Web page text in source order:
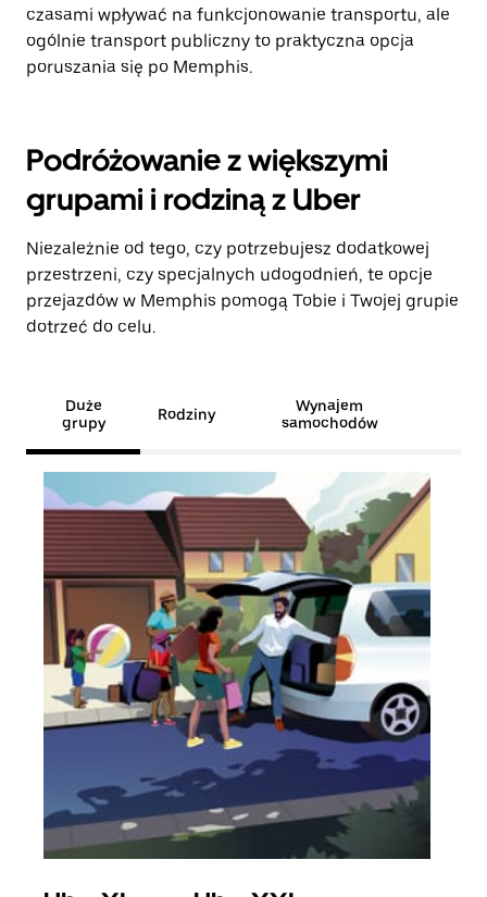
czasami wpływać na funkcjonowanie transportu, ale
ogólnie transport publiczny to praktyczna opcja
poruszania się po Memphis.
Podróżowanie z większymi
grupami i rodziną z Uber
Niezależnie od tego, czy potrzebujesz dodatkowej
przestrzeni, czy specjalnych udogodnień, te opcje
przejazdów w Memphis pomogą Tobie i Twojej grupie
dotrzeć do celu.
Duże
grupy
Rodziny
Wynajem
samochodów